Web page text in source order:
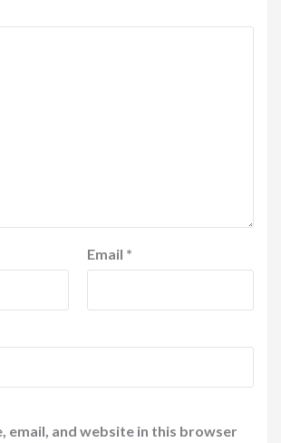
Email *
email, and website in this browser